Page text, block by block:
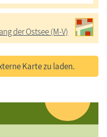
der Ostsee (M-V)
Karte zu laden.